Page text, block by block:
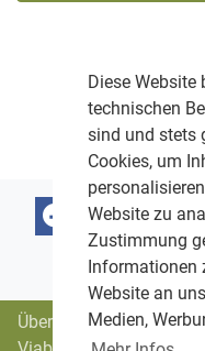
Diese Website
technischen
sind und stets
Cookies, um
Website zu
Zustimmung
Informationen
Website an
Medien,
Über uns